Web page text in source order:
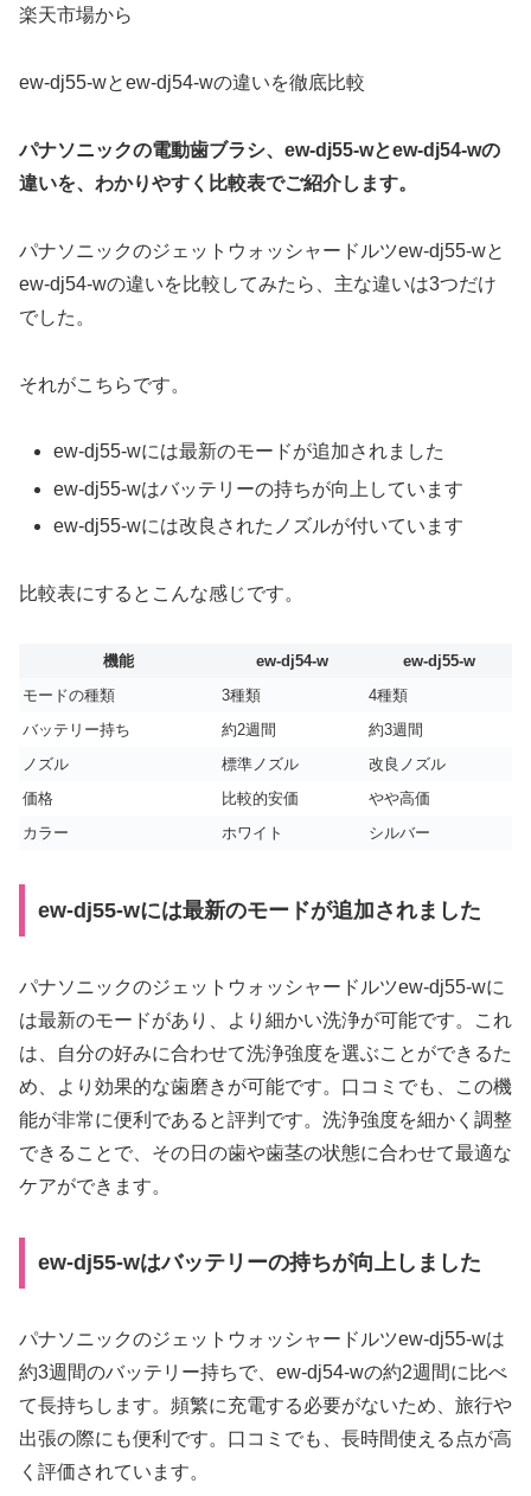
楽天市場から
ew-dj55-wとew-dj54-wの違いを徹底比較
パナソニックの電動歯ブラシ、ew-dj55-wとew-dj54-wの
違いを、わかりやすく比較表でご紹介します。
パナソニックのジェットウォッシャードルツew-dj55-wと
ew-dj54-wの違いを比較してみたら、主な違いは3つだけ
でした。
それがこちらです。
ew-dj55-wには最新のモードが追加されました
ew-dj55-wはバッテリーの持ちが向上しています
ew-dj55-wには改良されたノズルが付いています
比較表にするとこんな感じです。
機能 ew-dj54-w
ew-dj55-w
モードの種類
3種類
4種類
バッテリー持ち
約2週間
約3週間
ノズル
標準ノズル
改良ノズル
価格
比較的安価
やや高価
カラー
ホワイト シルバー
ew-dj55-wには最新のモードが追加されました
パナソニックのジェットウォッシャードルツew-dj55-wに
は最新のモードがあり、より細かい洗浄が可能です。これ
は、自分の好みに合わせて洗浄強度を選ぶことができるた
め、より効果的な歯磨きが可能です。口コミでも、この機
能が非常に便利であると評判です。洗浄強度を細かく調整
できることで、その日の歯や歯茎の状態に合わせて最適な
ケアができます。
ew-dj55-wはバッテリーの持ちが向上しました
パナソニックのジェットウォッシャードルツew-dj55-wは
約3週間のバッテリー持ちで、ew-dj54-wの約2週間に比べ
て長持ちします。頻繁に充電する必要がないため、旅行や
出張の際にも便利です。口コミでも、長時間使える点が高
く評価されています。